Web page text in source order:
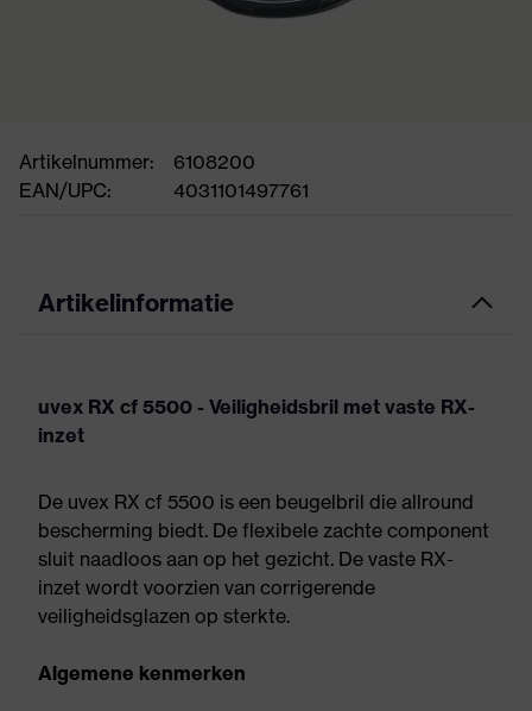
Artikelnummer:
6108200
EAN/UPC:
4031101497761
Artikelinformatie
uvex RX cf 5500 - Veiligheidsbril met vaste RX-
inzet
De uvex RX cf 5500 is een beugelbril die allround
bescherming biedt. De flexibele zachte component
sluit naadloos aan op het gezicht. De vaste RX-
inzet wordt voorzien van corrigerende
veiligheidsglazen op sterkte.
Algemene kenmerken